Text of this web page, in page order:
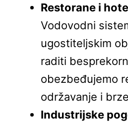
Restorane i
Vodovodni
ugostiteljskim
raditi
obezbeđujemo
održavanje i
Industrijske